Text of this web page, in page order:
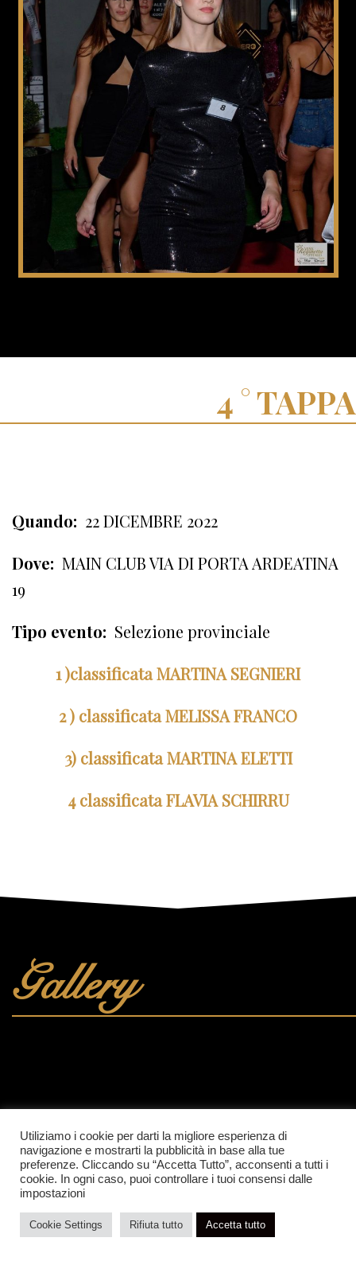
TAPPA
Quando: 22 DICEMBRE 2022
Dove: MAIN CLUB VIA DI PORTA ARDEATINA
19
Tipo evento: Selezione provinciale
1 )classificata MARTINA SEGNIERI
2 ) classificata MELISSA FRANCO
3) classificata MARTINA ELETTI
4 classificata FLAVIA SCHIRRU
Gallery
Utiliziamo i cookie per darti la migliore esperienza di
navigazione e mostrarti la pubblicità in base alla tue
preferenze. Cliccando su “Accetta Tutto”, acconsenti a tutti i
cookie. In ogni caso, puoi controllare i tuoi consensi dalle
impostazioni
Cookie Settings Rifiuta tutto Accetta tutto